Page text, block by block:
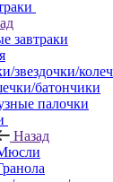
завтраки
звездочки/
батончики
палочки
Назад